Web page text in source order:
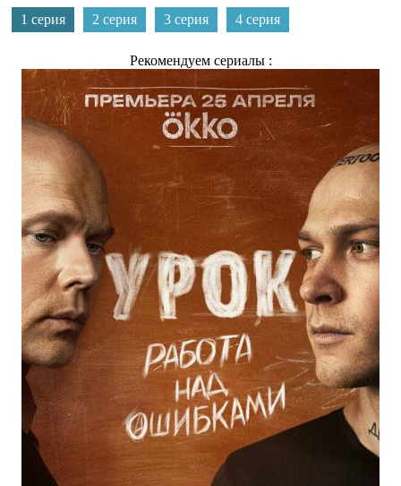
1 серия 2 серия 3 серия 4 серия
Рекомендуем сериалы :